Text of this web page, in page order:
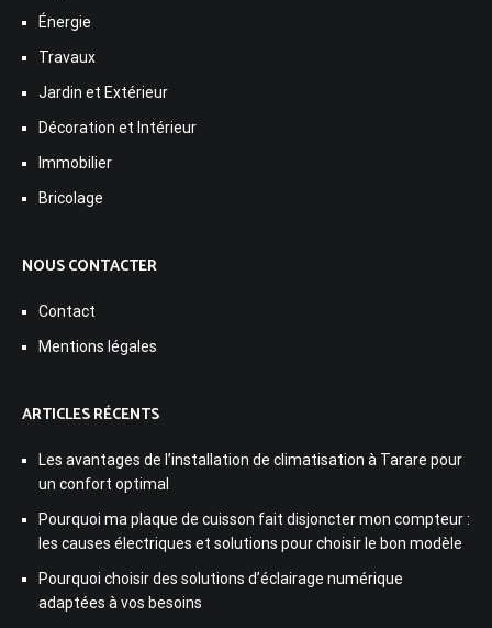
Énergie
Travaux
Jardin et Extérieur
Décoration et Intérieur
Immobilier
Bricolage
NOUS CONTACTER
Contact
Mentions légales
ARTICLES RÉCENTS
Les avantages de l’installation de climatisation à Tarare pour
un confort optimal
Pourquoi ma plaque de cuisson fait disjoncter mon compteur :
les causes électriques et solutions pour choisir le bon modèle
Pourquoi choisir des solutions d’éclairage numérique
adaptées à vos besoins